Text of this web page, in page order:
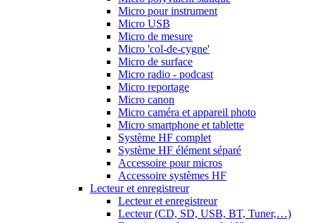
Micro pour instrument
Micro USB
Micro de mesure
Micro 'col-de-cygne'
Micro de surface
Micro radio - podcast
Micro reportage
Micro canon
Micro caméra et appareil photo
Micro smartphone et tablette
Système HF complet
Système HF élément séparé
Accessoire pour micros
Accessoire systèmes HF
Lecteur et enregistreur
Lecteur et enregistreur
Lecteur (CD, SD, USB, BT, Tuner,…)